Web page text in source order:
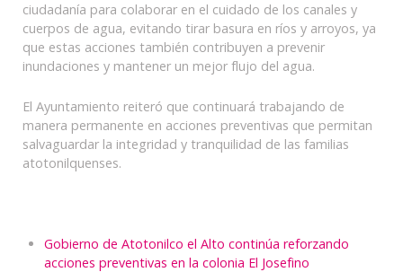
ciudadanía para colaborar en el cuidado de los canales y
cuerpos de agua, evitando tirar basura en ríos y arroyos, ya
que estas acciones también contribuyen a prevenir
inundaciones y mantener un mejor flujo del agua.
El Ayuntamiento reiteró que continuará trabajando de
manera permanente en acciones preventivas que permitan
salvaguardar la integridad y tranquilidad de las familias
atotonilquenses.
Gobierno de Atotonilco el Alto continúa reforzando
acciones preventivas en la colonia El Josefino